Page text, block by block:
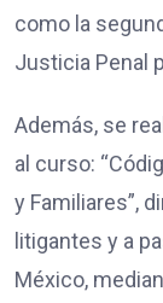
como la
Justicia Penal
Además, se
al curso:
y Familiares”,
litigantes y a
México,